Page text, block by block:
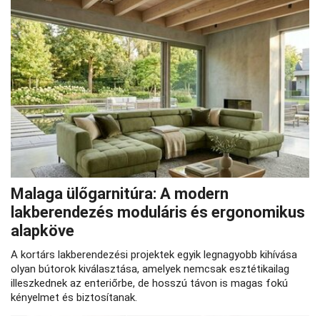
Malaga ülőgarnitúra: A modern
lakberendezés moduláris és ergonomikus
alapköve
A kortárs lakberendezési projektek egyik legnagyobb kihívása
olyan bútorok kiválasztása, amelyek nemcsak esztétikailag
illeszkednek az enteriőrbe, de hosszú távon is magas fokú
kényelmet és biztosítanak.